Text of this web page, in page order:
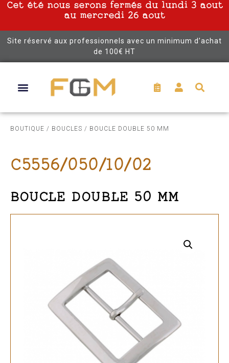
Cet été nous serons fermés du lundi 3 aout
au mercredi 26 aout
Site réservé aux professionnels avec un minimum d’achat
de 100€ HT
BOUTIQUE / BOUCLES / BOUCLE DOUBLE 50 MM
C5556/050/10/02
BOUCLE DOUBLE 50 MM